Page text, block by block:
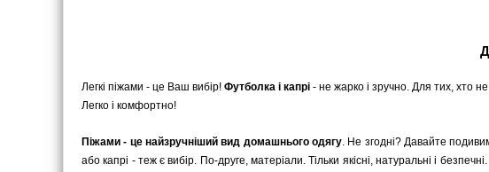
Легкі піжами - це Ваш вибір! Футболка і капрі - не жарко і зручно. Для тих, хто
Легко і комфортно!
Піжами - це найзручніший вид домашнього одягу. Не згодні? Давайте
або капрі - теж є вибір. По-друге, матеріали. Тільки якісні, натуральні і